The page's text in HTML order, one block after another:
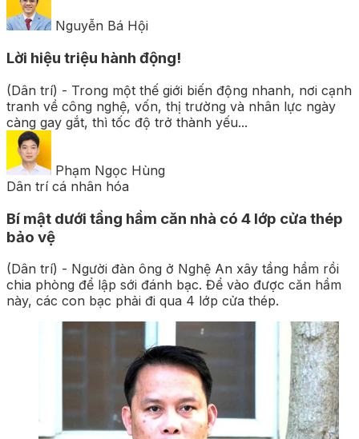
Nguyễn Bá Hội
Lời hiệu triệu hành động!
(Dân trí) - Trong một thế giới biến động nhanh, nơi cạnh
tranh về công nghệ, vốn, thị trường và nhân lực ngày
càng gay gắt, thì tốc độ trở thành yếu...
Phạm Ngọc Hùng
Dân trí cá nhân hóa
Bí mật dưới tầng hầm căn nhà có 4 lớp cửa thép
bảo vệ
(Dân trí) - Người đàn ông ở Nghệ An xây tầng hầm rồi
chia phòng để lập sới đánh bạc. Để vào được căn hầm
này, các con bạc phải đi qua 4 lớp cửa thép.